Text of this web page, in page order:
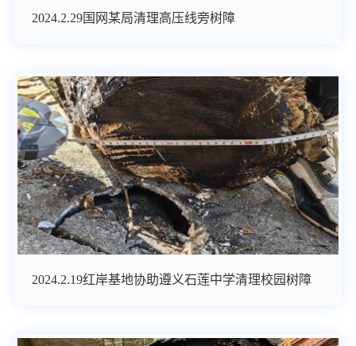
2024.2.29国网某局清理高压线旁树障
2024.2.19红岸基地协助遵义石莲中学清理校园树障